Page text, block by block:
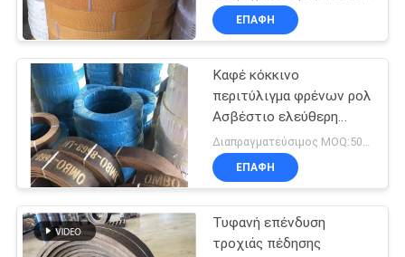
ανελκυστήρων γερανών
θαλασσίων βαρούλκων
ΕΠΑΦΉ
Καφέ κόκκινο
περιτύλιγμα φρένων ρολ
Ασβέστιο ελεύθερη
χρήση σε ελκυστήρες
αλεξίπτωτου
ΕΠΑΦΉ
Τυφανή επένδυση
τροχιάς πέδησης